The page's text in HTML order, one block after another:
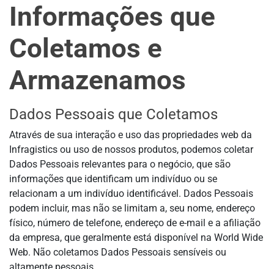
Informações que
Coletamos e
Armazenamos
Dados Pessoais que Coletamos
Através de sua interação e uso das propriedades web da
Infragistics ou uso de nossos produtos, podemos coletar
Dados Pessoais relevantes para o negócio, que são
informações que identificam um indivíduo ou se
relacionam a um indivíduo identificável. Dados Pessoais
podem incluir, mas não se limitam a, seu nome, endereço
físico, número de telefone, endereço de e-mail e a afiliação
da empresa, que geralmente está disponível na World Wide
Web. Não coletamos Dados Pessoais sensíveis ou